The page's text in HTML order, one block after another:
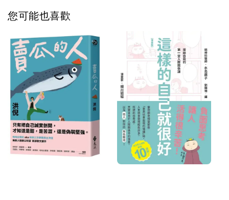
您可能也喜歡